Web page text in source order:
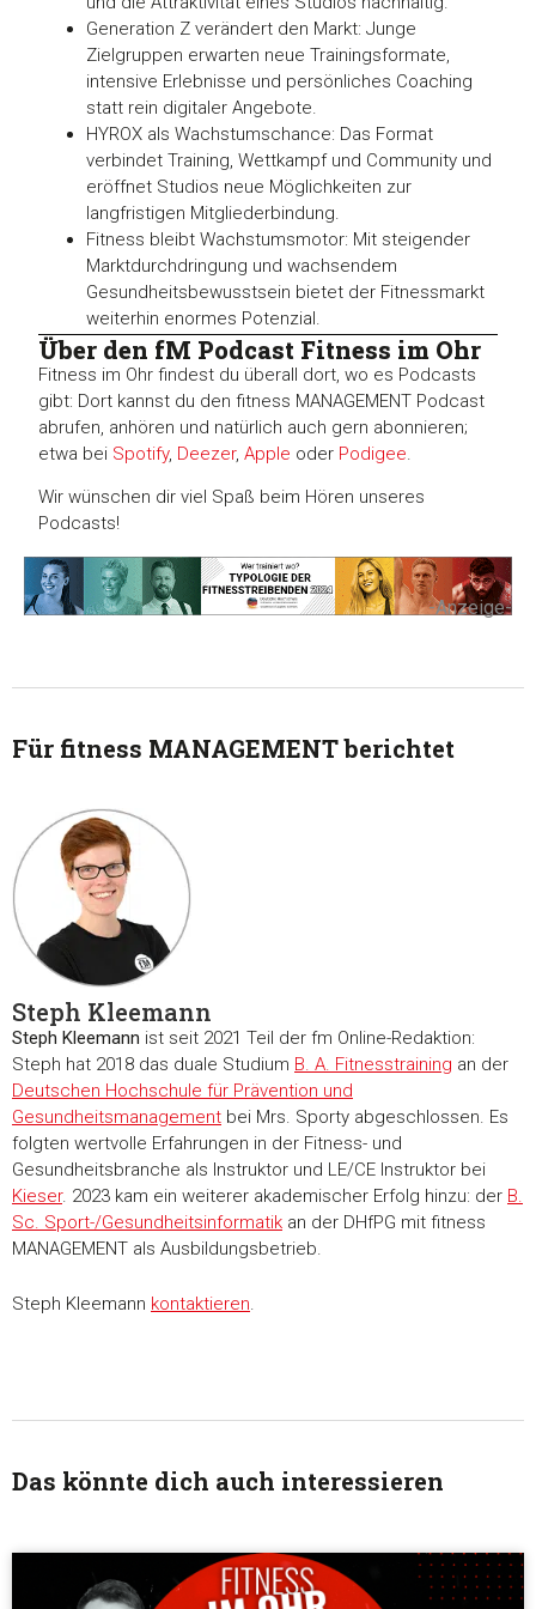
Generation Z verändert den Markt: Junge
Zielgruppen erwarten neue Trainingsformate,
intensive Erlebnisse und persönliches Coaching
statt rein digitaler Angebote.
HYROX als Wachstumschance: Das Format
verbindet Training, Wettkampf und Community und
eröffnet Studios neue Möglichkeiten zur
langfristigen Mitgliederbindung.
Fitness bleibt Wachstumsmotor: Mit steigender
Marktdurchdringung und wachsendem
Gesundheitsbewusstsein bietet der Fitnessmarkt
weiterhin enormes Potenzial.
Über den fM Podcast Fitness im Ohr
Fitness im Ohr findest du überall dort, wo es Podcasts
gibt: Dort kannst du den fitness MANAGEMENT Podcast
abrufen, anhören und natürlich auch gern abonnieren;
etwa bei Spotify, Deezer,Apple oder Podigee.
Wir wünschen dir viel Spaß beim Hören unseres
Podcasts!
-Anzeige-
Für fitness MANAGEMENT berichtet
Steph Kleemann
Steph Kleemann ist seit 2021 Teil der fm Online-Redaktion:
Steph hat 2018 das duale Studium B. A. Fitnesstraining an der
Deutschen Hochschule für Prävention und
Gesundheitsmanagement bei Mrs. Sporty abgeschlossen. Es
folgten wertvolle Erfahrungen in der Fitness- und
Gesundheitsbranche als Instruktor und LE/CE Instruktor bei
Kieser. 2023 kam ein weiterer akademischer Erfolg hinzu: der B.
Sc. Sport-/Gesundheitsinformatik an der DHfPG mit fitness
MANAGEMENT als Ausbildungsbetrieb.
Steph Kleemann kontaktieren.
Das könnte dich auch interessieren